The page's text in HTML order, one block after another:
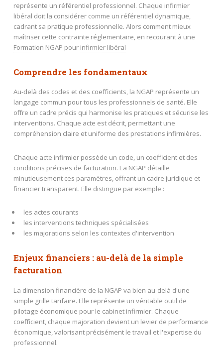
représente un référentiel professionnel. Chaque infirmier
libéral doit la considérer comme un référentiel dynamique,
cadrant sa pratique professionnelle. Alors comment mieux
maîtriser cette contrainte réglementaire, en recourant à une
Formation NGAP pour infirmier libéral
Comprendre les fondamentaux
Au-delà des codes et des coefficients, la NGAP représente un
langage commun pour tous les professionnels de santé. Elle
offre un cadre précis qui harmonise les pratiques et sécurise les
interventions. Chaque acte est décrit, permettant une
compréhension claire et uniforme des prestations infirmières.
Chaque acte infirmier possède un code, un coefficient et des
conditions précises de facturation. La NGAP détaille
minutieusement ces paramètres, offrant un cadre juridique et
financier transparent. Elle distingue par exemple :
les actes courants
les interventions techniques spécialisées
les majorations selon les contextes d'intervention
Enjeux financiers : au-delà de la simple
facturation
La dimension financière de la NGAP va bien au-delà d'une
simple grille tarifaire. Elle représente un véritable outil de
pilotage économique pour le cabinet infirmier. Chaque
coefficient, chaque majoration devient un levier de performance
économique, valorisant précisément le travail et l'expertise du
professionnel.